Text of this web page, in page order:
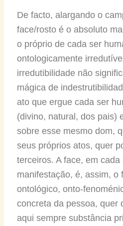
De facto, alargando o
face/rosto é o absoluto
o próprio de cada ser
ontologicamente
irredutibilidade não
mágica de
ato que ergue cada ser
(divino, natural, dos pais)
sobre esse mesmo dom,
seus próprios atos, quer
terceiros. A face, em
manifestação, é, assim, o
ontológico, onto-
concreta da pessoa, quer
aqui sempre substância